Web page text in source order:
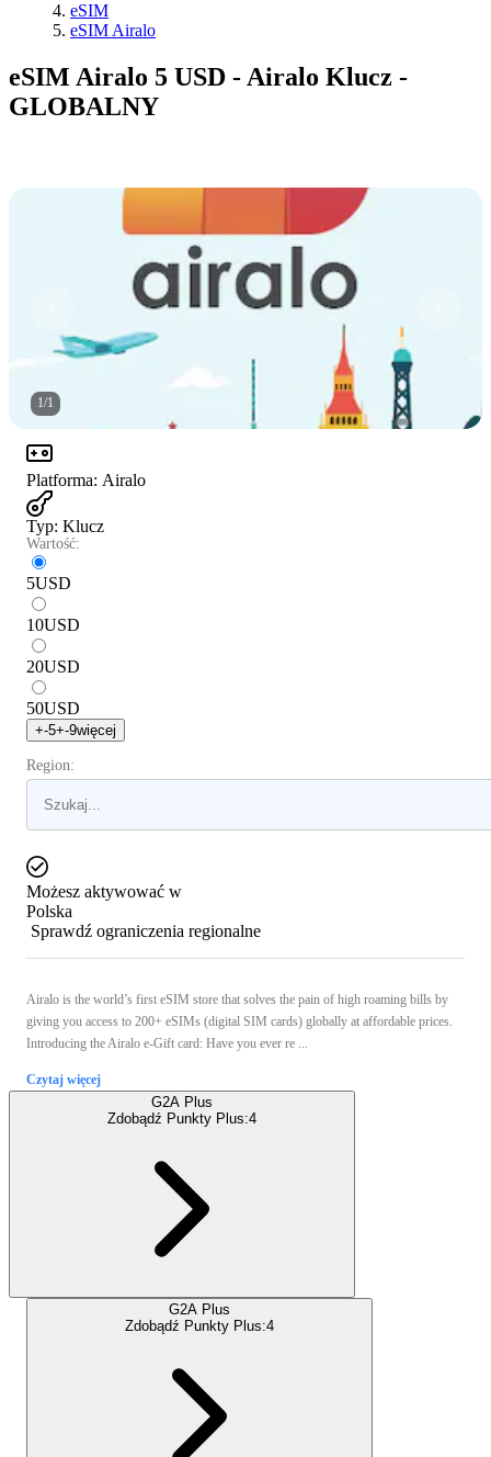
eSIM
eSIM Airalo
eSIM Airalo 5 USD - Airalo Klucz -
GLOBALNY
1/1
Platforma: Airalo
Typ: Klucz
Wartość:
5USD
10USD
20USD
50USD
+-5+-9więcej
Region:
Możesz aktywować w
Polska
Sprawdź ograniczenia regionalne
Airalo is the world’s first eSIM store that solves the pain of high roaming bills by
giving you access to 200+ eSIMs (digital SIM cards) globally at affordable prices.
Introducing the Airalo e-Gift card: Have you ever re ...
Czytaj więcej
G2A Plus
Zdobądź Punkty Plus:4
G2A Plus
Zdobądź Punkty Plus:4